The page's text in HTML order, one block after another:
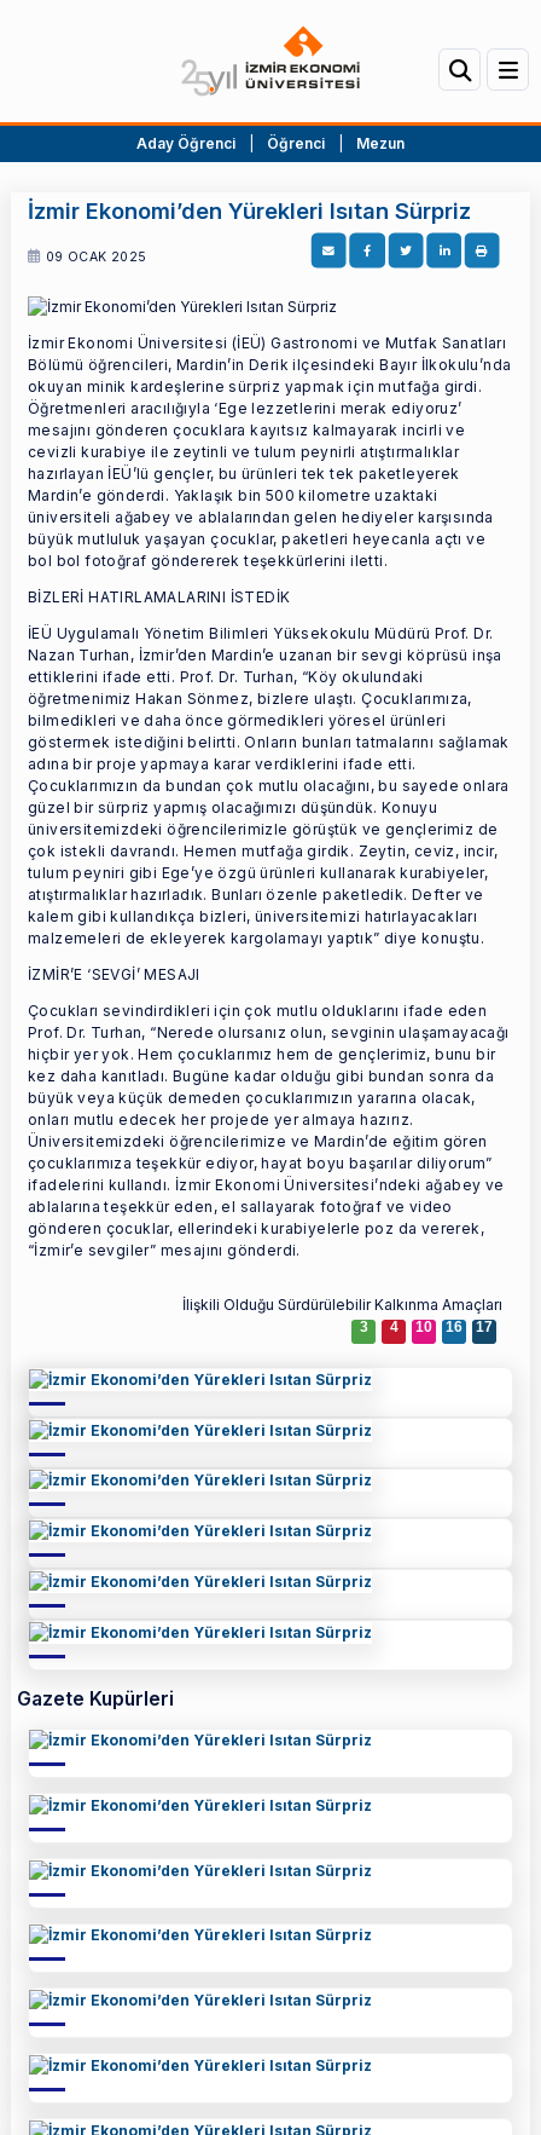
Aday Öğrenci Öğrenci Mezun
İzmir Ekonomi’den Yürekleri Isıtan Sürpriz
09 OCAK 2025
İzmir Ekonomi Üniversitesi (İEÜ) Gastronomi ve Mutfak Sanatları
Bölümü öğrencileri, Mardin’in Derik ilçesindeki Bayır İlkokulu’nda
okuyan minik kardeşlerine sürpriz yapmak için mutfağa girdi.
Öğretmenleri aracılığıyla ‘Ege lezzetlerini merak ediyoruz’
mesajını gönderen çocuklara kayıtsız kalmayarak incirli ve
cevizli kurabiye ile zeytinli ve tulum peynirli atıştırmalıklar
hazırlayan İEÜ’lü gençler, bu ürünleri tek tek paketleyerek
Mardin’e gönderdi. Yaklaşık bin 500 kilometre uzaktaki
üniversiteli ağabey ve ablalarından gelen hediyeler karşısında
büyük mutluluk yaşayan çocuklar, paketleri heyecanla açtı ve
bol bol fotoğraf göndererek teşekkürlerini iletti.
BİZLERİ HATIRLAMALARINI İSTEDİK
İEÜ Uygulamalı Yönetim Bilimleri Yüksekokulu Müdürü Prof. Dr.
Nazan Turhan, İzmir’den Mardin’e uzanan bir sevgi köprüsü inşa
ettiklerini ifade etti. Prof. Dr. Turhan, “Köy okulundaki
öğretmenimiz Hakan Sönmez, bizlere ulaştı. Çocuklarımıza,
bilmedikleri ve daha önce görmedikleri yöresel ürünleri
göstermek istediğini belirtti. Onların bunları tatmalarını sağlamak
adına bir proje yapmaya karar verdiklerini ifade etti.
Çocuklarımızın da bundan çok mutlu olacağını, bu sayede onlara
güzel bir sürpriz yapmış olacağımızı düşündük. Konuyu
üniversitemizdeki öğrencilerimizle görüştük ve gençlerimiz de
çok istekli davrandı. Hemen mutfağa girdik. Zeytin, ceviz, incir,
tulum peyniri gibi Ege’ye özgü ürünleri kullanarak kurabiyeler,
atıştırmalıklar hazırladık. Bunları özenle paketledik. Defter ve
kalem gibi kullandıkça bizleri, üniversitemizi hatırlayacakları
malzemeleri de ekleyerek kargolamayı yaptık” diye konuştu.
İZMİR’E ‘SEVGİ’ MESAJI
Çocukları sevindirdikleri için çok mutlu olduklarını ifade eden
Prof. Dr. Turhan, “Nerede olursanız olun, sevginin ulaşamayacağı
hiçbir yer yok. Hem çocuklarımız hem de gençlerimiz, bunu bir
kez daha kanıtladı. Bugüne kadar olduğu gibi bundan sonra da
büyük veya küçük demeden çocuklarımızın yararına olacak,
onları mutlu edecek her projede yer almaya hazırız.
Üniversitemizdeki öğrencilerimize ve Mardin’de eğitim gören
çocuklarımıza teşekkür ediyor, hayat boyu başarılar diliyorum”
ifadelerini kullandı. İzmir Ekonomi Üniversitesi’ndeki ağabey ve
ablalarına teşekkür eden, el sallayarak fotoğraf ve video
gönderen çocuklar, ellerindeki kurabiyelerle poz da vererek,
“İzmir’e sevgiler” mesajını gönderdi.
İlişkili Olduğu Sürdürülebilir Kalkınma Amaçları
3 4 10 16 17
Gazete Kupürleri